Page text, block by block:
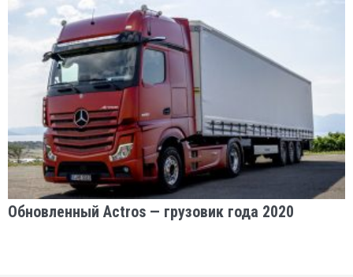
Обновленный Actros — грузовик года 2020